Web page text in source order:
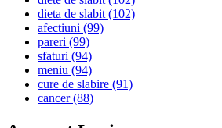
dieta de slabit(102)
afectiuni (99)
pareri (99)
sfaturi (94)
meniu (94)
cure de slabire (91)
cancer(88)